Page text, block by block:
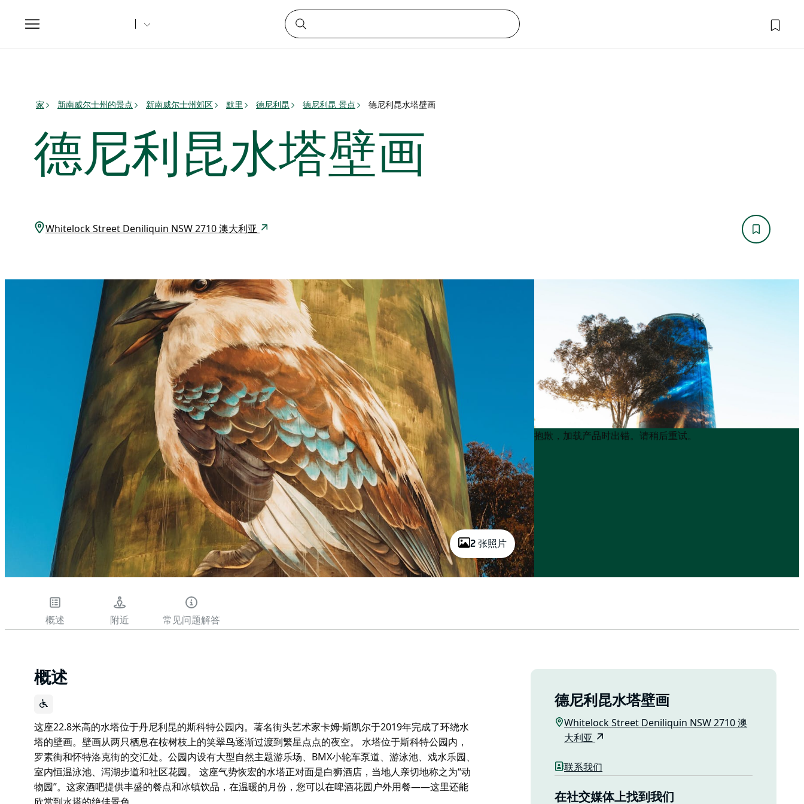
Toggle
navigation
家 新南威尔士州的景点 新南威尔士州郊区 默里 德尼利昆 德尼利昆 景点 德尼利昆水塔壁画
德尼利昆水塔壁画
Whitelock Street Deniliquin NSW 2710 澳大利亚
2 张照片
Product
Product
抱歉，加载产品时出错。请稍后重试。
概述 附近 常见问题解答
概述
这座22.8米高的水塔位于丹尼利昆的斯科特公园内。著名街头艺术家卡姆·斯凯尔于2019年完成了环绕水
塔的壁画。壁画从两只栖息在桉树枝上的笑翠鸟逐渐过渡到繁星点点的夜空。 水塔位于斯科特公园内，
罗素街和怀特洛克街的交汇处。公园内设有大型自然主题游乐场、BMX小轮车泵道、游泳池、戏水乐园、
室内恒温泳池、泻湖步道和社区花园。 这座气势恢宏的水塔正对面是白狮酒店，当地人亲切地称之为“动
物园”。这家酒吧提供丰盛的餐点和冰镇饮品，在温暖的月份，您可以在啤酒花园户外用餐——这里还能
德尼利昆水塔壁画
Whitelock Street Deniliquin NSW 2710 澳
大利亚
联系我们
在社交媒体上找到我们